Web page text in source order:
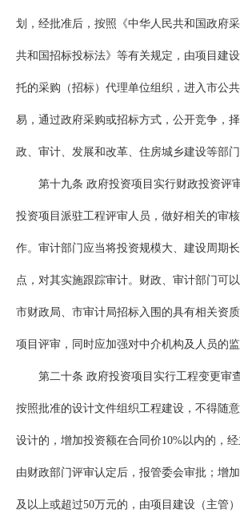
划，经批准后，按照《中华人民共和国政府
共和国招标投标法》等有关规定，由项目建
托的采购（招标）代理单位组织，进入市公
易，通过政府采购或招标方式，公开竞争，
政、审计、发展和改革、住房城乡建设等部门
第十九条 政府投资项目实行财政投资评
投资项目派驻工程评审人员，做好相关的审
作。审计部门应当将投资规模大、建设周期
点，对其实施跟踪审计。财政、审计部门可
市财政局、市审计局招标入围的具有相关资
项目评审，同时应加强对中介机构及人员的监
第二十条 政府投资项目实行工程变更审
按照批准的设计文件组织工程建设，不得随
设计的，增加投资额在合同价10%以内的，经
由财政部门评审认定后，报管委会审批；增
及以上或超过50万元的，由项目建设（主管